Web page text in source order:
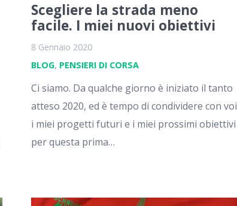
Scegliere la strada meno
facile. I miei nuovi obiettivi
8 Gennaio 2020
BLOG, PENSIERI DI CORSA
Ci siamo. Da qualche giorno è iniziato il tanto
atteso 2020, ed è tempo di condividere con voi
i miei progetti futuri e i miei prossimi obiettivi
per questa prima…